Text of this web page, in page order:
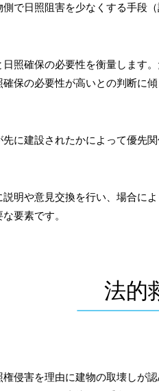
で日照阻害を少なくする手段
照確保の必要性を衡量します
保の必要性が高いとの判断に傾
に建設されたかによって優先関
明や意見交換を行い、場合に
要素です。
法的
侵害を理由に建物の取壊しが